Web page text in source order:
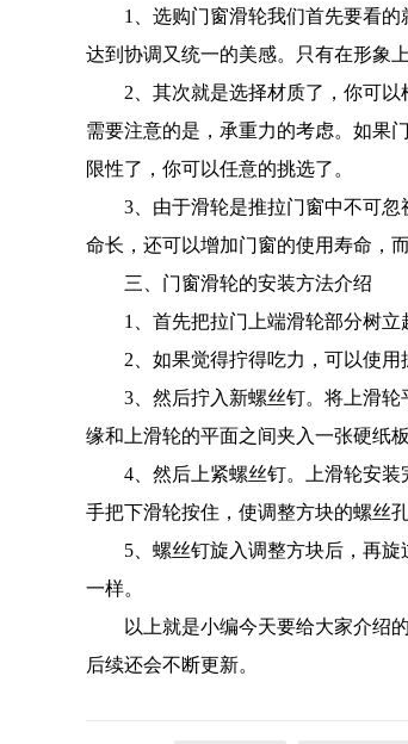
1、选购门窗滑轮我们首先要看的
达到协调又统一的美感。只有在形象
2、其次就是选择材质了，你可以
需要注意的是，承重力的考虑。如果
限性了，你可以任意的挑选了。
3、由于滑轮是推拉门窗中不可忽
命长，还可以增加门窗的使用寿命，
三、门窗滑轮的安装方法介绍
1、首先把拉门上端滑轮部分树立
2、如果觉得拧得吃力，可以使用
3、然后拧入新螺丝钉。将上滑轮
缘和上滑轮的平面之间夹入一张硬纸板
4、然后上紧螺丝钉。上滑轮安装
手把下滑轮按住，使调整方块的螺丝
5、螺丝钉旋入调整方块后，再旋
一样。
以上就是小编今天要给大家介绍的
后续还会不断更新。